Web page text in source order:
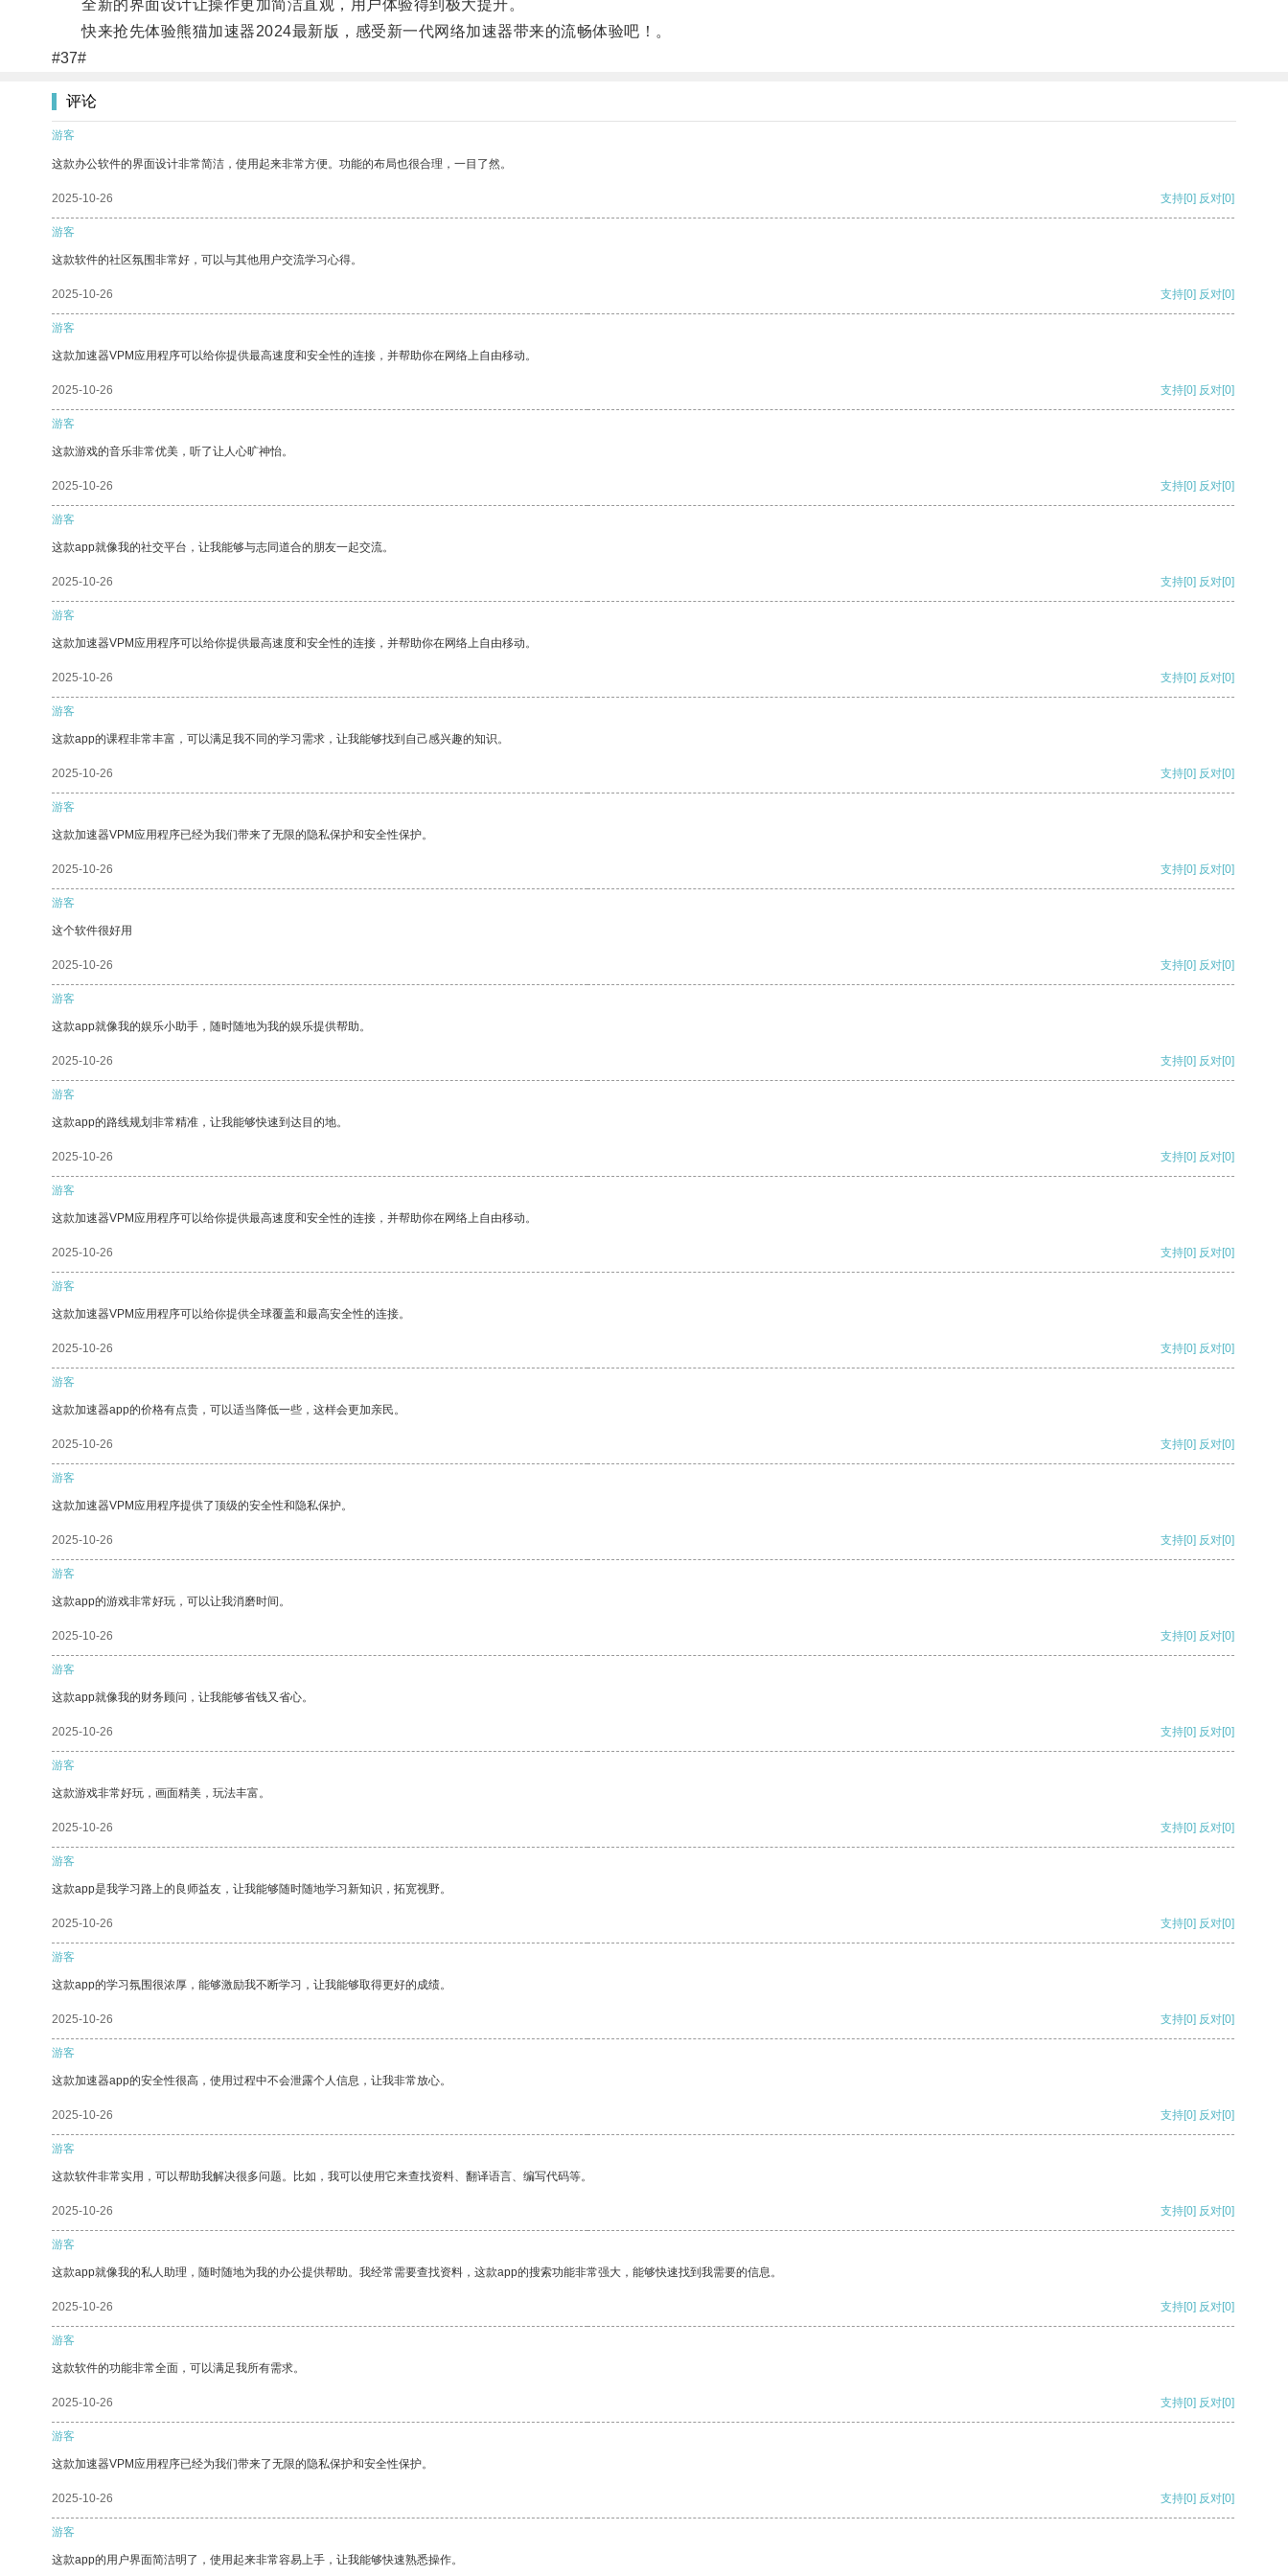
全新的界面设计让操作更加简洁直观，用户体验得到极大提升。
快来抢先体验熊猫加速器2024最新版，感受新一代网络加速器带来的流畅体验吧！。
#37#
评论
游客
这款办公软件的界面设计非常简洁，使用起来非常方便。功能的布局也很合理，一目了然。
2025-10-26 支持[0] 反对[0]
游客
这款软件的社区氛围非常好，可以与其他用户交流学习心得。
2025-10-26 支持[0] 反对[0]
游客
这款加速器VPM应用程序可以给你提供最高速度和安全性的连接，并帮助你在网络上自由移动。
2025-10-26 支持[0] 反对[0]
游客
这款游戏的音乐非常优美，听了让人心旷神怡。
2025-10-26 支持[0] 反对[0]
游客
这款app就像我的社交平台，让我能够与志同道合的朋友一起交流。
2025-10-26 支持[0] 反对[0]
游客
这款加速器VPM应用程序可以给你提供最高速度和安全性的连接，并帮助你在网络上自由移动。
2025-10-26 支持[0] 反对[0]
游客
这款app的课程非常丰富，可以满足我不同的学习需求，让我能够找到自己感兴趣的知识。
2025-10-26 支持[0] 反对[0]
游客
这款加速器VPM应用程序已经为我们带来了无限的隐私保护和安全性保护。
2025-10-26 支持[0] 反对[0]
游客
这个软件很好用
2025-10-26 支持[0] 反对[0]
游客
这款app就像我的娱乐小助手，随时随地为我的娱乐提供帮助。
2025-10-26 支持[0] 反对[0]
游客
这款app的路线规划非常精准，让我能够快速到达目的地。
2025-10-26 支持[0] 反对[0]
游客
这款加速器VPM应用程序可以给你提供最高速度和安全性的连接，并帮助你在网络上自由移动。
2025-10-26 支持[0] 反对[0]
游客
这款加速器VPM应用程序可以给你提供全球覆盖和最高安全性的连接。
2025-10-26 支持[0] 反对[0]
游客
这款加速器app的价格有点贵，可以适当降低一些，这样会更加亲民。
2025-10-26 支持[0] 反对[0]
游客
这款加速器VPM应用程序提供了顶级的安全性和隐私保护。
2025-10-26 支持[0] 反对[0]
游客
这款app的游戏非常好玩，可以让我消磨时间。
2025-10-26 支持[0] 反对[0]
游客
这款app就像我的财务顾问，让我能够省钱又省心。
2025-10-26 支持[0] 反对[0]
游客
这款游戏非常好玩，画面精美，玩法丰富。
2025-10-26 支持[0] 反对[0]
游客
这款app是我学习路上的良师益友，让我能够随时随地学习新知识，拓宽视野。
2025-10-26 支持[0] 反对[0]
游客
这款app的学习氛围很浓厚，能够激励我不断学习，让我能够取得更好的成绩。
2025-10-26 支持[0] 反对[0]
游客
这款加速器app的安全性很高，使用过程中不会泄露个人信息，让我非常放心。
2025-10-26 支持[0] 反对[0]
游客
这款软件非常实用，可以帮助我解决很多问题。比如，我可以使用它来查找资料、翻译语言、编写代码等。
2025-10-26 支持[0] 反对[0]
游客
这款app就像我的私人助理，随时随地为我的办公提供帮助。我经常需要查找资料，这款app的搜索功能非常强大，能够快速找到我需要的信息。
2025-10-26 支持[0] 反对[0]
游客
这款软件的功能非常全面，可以满足我所有需求。
2025-10-26 支持[0] 反对[0]
游客
这款加速器VPM应用程序已经为我们带来了无限的隐私保护和安全性保护。
2025-10-26 支持[0] 反对[0]
游客
这款app的用户界面简洁明了，使用起来非常容易上手，让我能够快速熟悉操作。